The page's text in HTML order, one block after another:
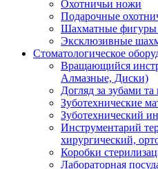
Охотничьи ножи
Подарочные
Шахматные фигуры
Эксклюзивные
Стоматологическое
Вращающийся
Алмазные, Диски)
Догляд за зубами
Зуботехнические
Зуботехнический
Инструментарий
хирургический,
Коробки
Лабораторная